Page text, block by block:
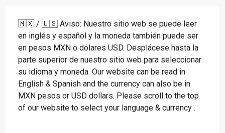
🇲🇽 / 🇺🇸 Aviso: Nuestro sitio web se puede leer
en inglés y español y la moneda también puede ser
en pesos MXN o dólares USD. Desplácese hasta la
parte superior de nuestro sitio web para seleccionar
su idioma y moneda. Our website can be read in
English & Spanish and the currency can also be in
MXN pesos or USD dollars. Please scroll to the top
of our website to select your language & currency .